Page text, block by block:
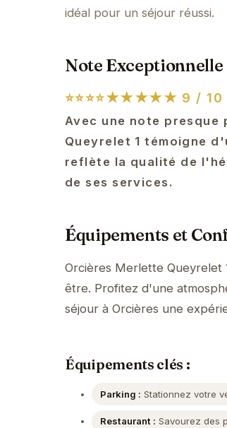
idéal pour un séjour réussi.
Note Exceptionnelle
⭐⭐⭐⭐★★★★★ 9 / 10
Avec une note
Queyrelet 1 témoigne
reflète la qualité de
de ses services.
Équipements et
Orcières Merlette Queyrelet
être. Profitez d'une
séjour à Orcières une
Équipements clés :
Parking : Stationnez votre
Restaurant : Savourez des